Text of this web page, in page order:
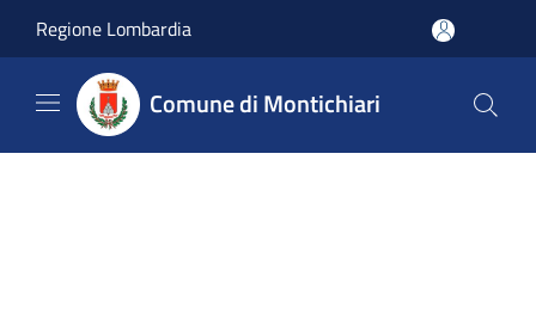
Regione Lombardia
Comune di Montichiari